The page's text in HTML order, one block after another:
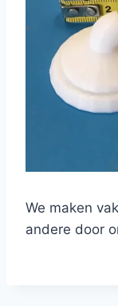
We maken
andere door